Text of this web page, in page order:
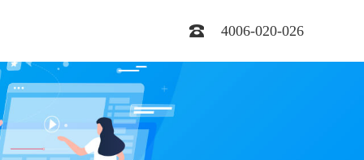
4006-020-026